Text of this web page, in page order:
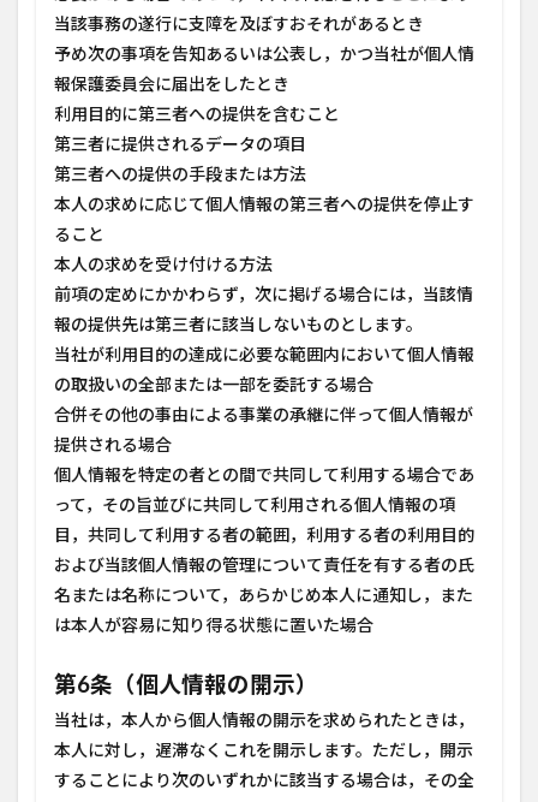
当該事務の遂行に支障を及ぼすおそれがあるとき
予め次の事項を告知あるいは公表し，かつ当社が個人情
報保護委員会に届出をしたとき
利用目的に第三者への提供を含むこと
第三者に提供されるデータの項目
第三者への提供の手段または方法
本人の求めに応じて個人情報の第三者への提供を停止す
ること
本人の求めを受け付ける方法
前項の定めにかかわらず，次に掲げる場合には，当該情
報の提供先は第三者に該当しないものとします。
当社が利用目的の達成に必要な範囲内において個人情報
の取扱いの全部または一部を委託する場合
合併その他の事由による事業の承継に伴って個人情報が
提供される場合
個人情報を特定の者との間で共同して利用する場合であ
って，その旨並びに共同して利用される個人情報の項
目，共同して利用する者の範囲，利用する者の利用目的
および当該個人情報の管理について責任を有する者の氏
名または名称について，あらかじめ本人に通知し，また
は本人が容易に知り得る状態に置いた場合
第6条（個人情報の開示）
当社は，本人から個人情報の開示を求められたときは，
本人に対し，遅滞なくこれを開示します。ただし，開示
することにより次のいずれかに該当する場合は，その全